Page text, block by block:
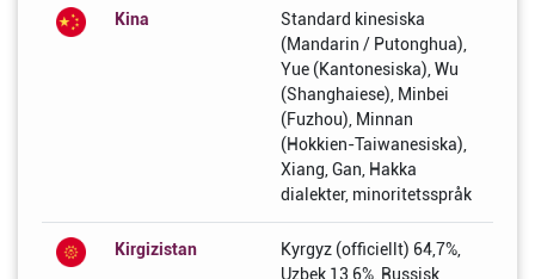
Kina
Standard kinesiska
(Mandarin / Putonghua),
Yue (Kantonesiska), Wu
(Shanghaiese), Minbei
(Fuzhou), Minnan
(Hokkien-Taiwanesiska),
Xiang, Gan, Hakka
dialekter, minoritetsspråk
Kirgizistan
Kyrgyz (officiellt) 64,7%,
Uzbek 13,6%, Russisk